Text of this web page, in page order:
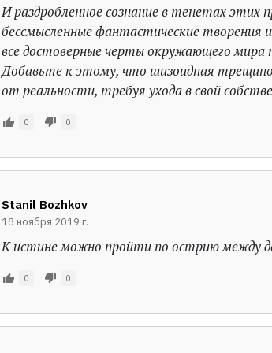
И раздробленное сознание в тенетах
бессмысленные фантастические творения
все достоверные черты окружающего мира
Добавьте к этому, что шизоидная
от реальности, требуя ухода в свой
0 0
Stanil Bozhkov
18 ноября 2019 г.
К истине можно пройти по острию между
0 0